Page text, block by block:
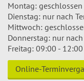
Montag: geschlossen
Dienstag: nur nach
Mittwoch:
Donnerstag: nur
Freitag: 09:00 - 12:00
Online-